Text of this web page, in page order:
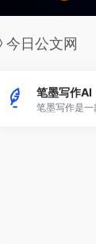
今日公文网
笔墨写作AI